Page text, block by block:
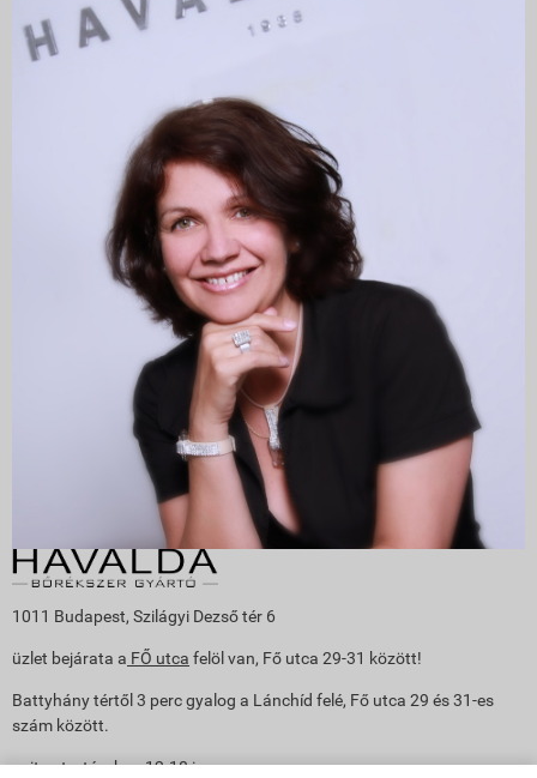
1011 Budapest, Szilágyi Dezső tér 6
üzlet bejárata a FŐ utca felöl van, Fő utca 29-31 között!
Battyhány tértől 3 perc gyalog a Lánchíd felé, Fő utca 29 és 31-es
szám között.
nyitva tartás: h-p: 12-18 ig